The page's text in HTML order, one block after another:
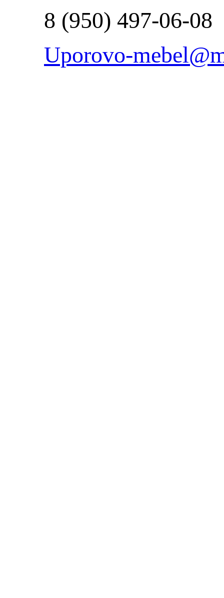
8 (950) 497-06-08
Uporovo-